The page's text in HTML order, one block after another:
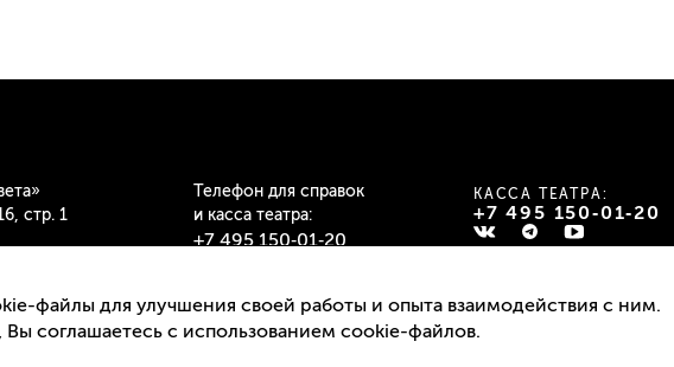
стр. 1
Телефон для справок
и касса театра:
+7 495 150‑01‑20
Сб–Вс: 12:00–19:00
Перерыв: 15:00–16:00
КАССА ТЕАТРА:
+7 495 150‑01‑20
файлы для улучшения своей работы и опыта взаимодействия с ним.
Вы соглашаетесь с использованием cookie-файлов.